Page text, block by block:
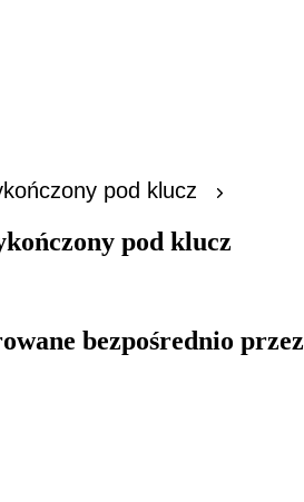
pod klucz
pod klucz
bezpośrednio przez